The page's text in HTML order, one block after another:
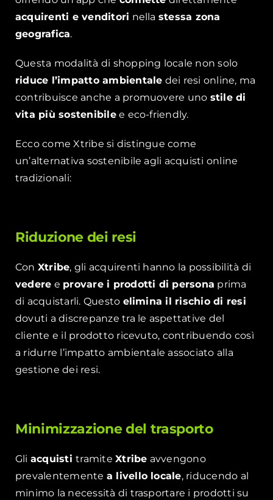
acquirenti e venditori nella stessa zona
geografica.
Questa modalità di shopping locale non solo
riduce l’impatto ambientale dei resi online, ma
contribuisce anche a promuovere uno stile di
vita più sostenibilee eco-friendly.
Ecco come Xtribe si distingue come
un’alternativa sostenibile agli acquisti online
tradizionali:
Riduzione dei resi
Con Xtribe, gli acquirenti hanno la possibilità di
vedere e provare i prodotti di persona prima
di acquistarli. Questo elimina il rischio di resi
dovuti a discrepanze tra le aspettative del
cliente e il prodotto ricevuto, contribuendo così
a ridurre l’impatto ambientale associato alla
gestione dei resi.
Minimizzazione del trasporto
Gli acquistitramiteXtribe avvengono
prevalentemente a livello locale, riducendo al
minimo la necessità di trasportare i prodotti su